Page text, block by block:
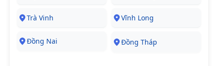
Trà Vinh Vĩnh Long
Đồng Nai Đồng Tháp